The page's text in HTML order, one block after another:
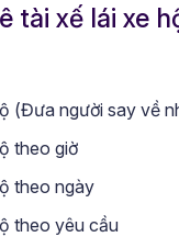
tài xế lái xe
(Đưa người say về
theo giờ
theo ngày
theo yêu cầu